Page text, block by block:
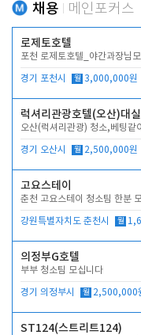
채용 메인포커스
로제토호텔
포천 로제토호텔_야간과장님
경기 포천시 월 3,000,000원
럭셔리관광호텔(오산)대
오산(럭셔리관광) 청소,베팅같
경기 오산시 월 2,500,000원
고요스테이
춘천 고요스테이 청소팀 한분
강원특별자치도 춘천시 월
의정부G호텔
부부 청소팀 모십니다
경기 의정부시 월 2,500,000
ST124(스트리트124)